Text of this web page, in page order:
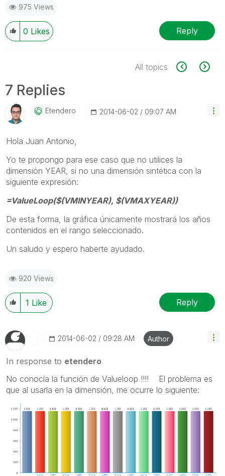
975 Views
0 Likes Reply
All topics
7 Replies
Etendero ‎2014-06-02 09:07 AM
Hola Juan Antonio,
Yo te propongo para ese caso que no utilices la
dimensión YEAR, si no una dimensión sintética con la
siguiente expresión:
=ValueLoop($(VMINYEAR), $(VMAXYEAR))
De esta forma, la gráfica únicamente mostrará los años
contenidos en el rango seleccionado.
Un saludo y espero haberte ayudado.
920 Views
1 Like Reply
‎2014-06-02 09:28 AM Author
In response to etendero
No conocía la función de Valueloop !!!! El problema es
que al usarla en la dimensión, me ocurre lo siguiente: